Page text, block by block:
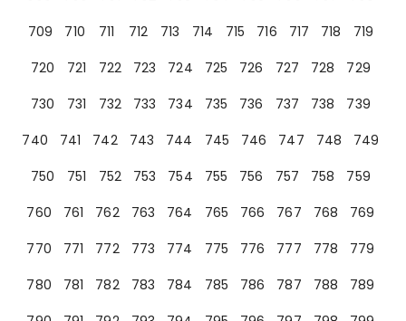
709
710 711 712 713 714 715 716 717 718
719
720
721 722 723 724 725 726 727 728
729
730
731 732 733 734 735 736 737 738
739
740
741 742 743 744 745 746 747 748
749
750
751 752 753 754 755 756 757 758
759
760
761 762 763 764 765 766 767 768
769
770
771 772 773 774 775 776 777 778
779
780
781 782 783 784 785 786 787 788
789